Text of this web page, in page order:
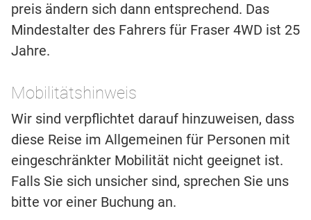
preis ändern sich dann entsprechend. Das
Mindestalter des Fahrers für Fraser 4WD ist 25
Jahre.
Mobilitätshinweis
Wir sind verpflichtet darauf hinzuweisen, dass
diese Reise im Allgemeinen für Personen mit
eingeschränkter Mobilität nicht geeignet ist.
Falls Sie sich unsicher sind, sprechen Sie uns
bitte vor einer Buchung an.